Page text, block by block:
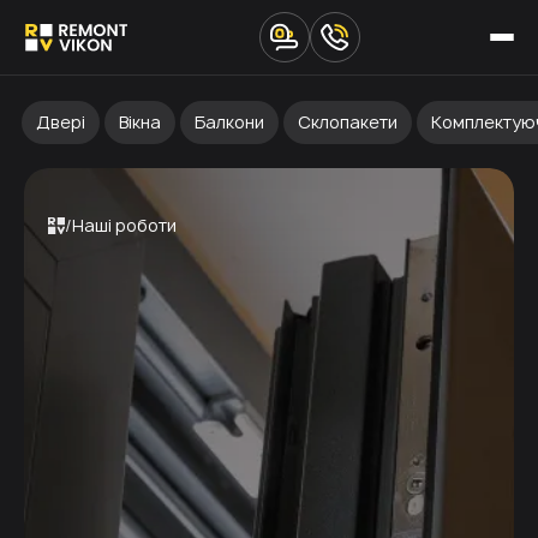
Двері Вікна Балкони Склопакети
Наші роботи